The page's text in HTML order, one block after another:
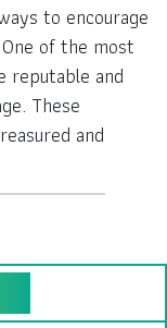
to encourage
of the most
reputable and
These
and